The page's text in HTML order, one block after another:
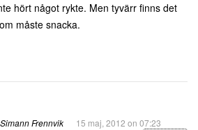
hört något rykte. Men tyvärr finns det
måste snacka.
Frennvik
15 maj, 2012 on 07:23